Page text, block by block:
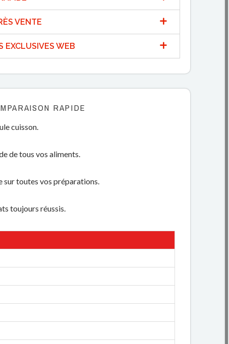
VENTE
EXCLUSIVES WEB
RAPIDE
cuisson.
de tous vos aliments.
sur toutes vos préparations.
toujours réussis.